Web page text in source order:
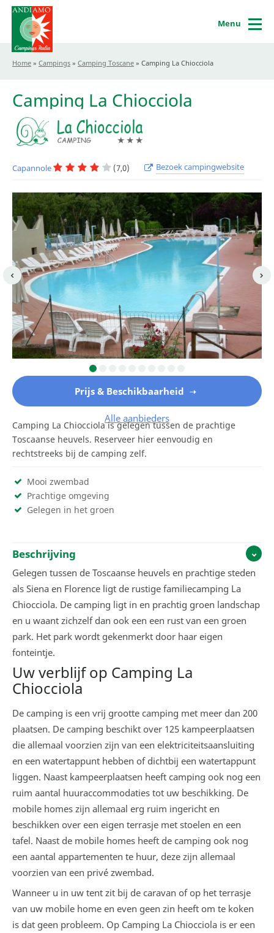
Menu
Home » Campings » Camping Toscane » Camping La Chiocciola
Camping La Chiocciola
Capannole (7,0) Bezoek campingwebsite
Prijs & Beschikbaarheid
Alle aanbieders
Camping La Chiocciola is gelegen tussen de prachtige
Toscaanse heuvels. Reserveer hier eenvoudig en
rechtstreeks bij de camping zelf.
Mooi zwembad
Prachtige omgeving
Gelegen in het groen
Beschrijving
Gelegen tussen de Toscaanse heuvels en prachtige steden
als Siena en Florence ligt de rustige familiecamping La
Chiocciola. De camping ligt in en prachtig groen landschap
en u waant zichzelf dan ook een een rust van een groen
park. Het park wordt gekenmerkt door haar eigen
fonteintje.
Uw verblijf op Camping La
Chiocciola
De camping is een vrij grootte camping met meer dan 200
plaatsen. De camping beschikt over 125 kampeerplaatsen
die allemaal voorzien zijn van een elektriciteitsaansluiting
en een watertappunt hebben of dichtbij een watertappunt
liggen. Naast kampeerplaatsen heeft camping ook nog een
ruim aantal huuraccommodaties tot uw beschikking. De
mobile homes zijn allemaal erg ruim ingericht en
beschikken over een eigen terrasje met stoelen en een
tafel. Naast de mobile homes heeft de camping ook nog
een aantal appartementen te huur, deze zijn allemaal
voorzien van een privé zwembad.
Wanneer u in uw tent zit bij de caravan of op het terrasje
van uw mobile home en even geen zin heeft om te koken
is dat geen probleem. Op Camping La Chiocciola is er een